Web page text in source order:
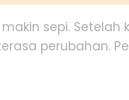
sepi. Setelah
perubahan.